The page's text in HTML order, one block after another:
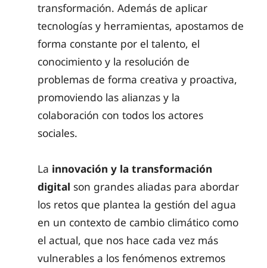
transformación. Además de aplicar
tecnologías y herramientas, apostamos de
forma constante por el talento, el
conocimiento y la resolución de
problemas de forma creativa y proactiva,
promoviendo las alianzas y la
colaboración con todos los actores
sociales.
La innovación y la transformación
digital son grandes aliadas para abordar
los retos que plantea la gestión del agua
en un contexto de cambio climático como
el actual, que nos hace cada vez más
vulnerables a los fenómenos extremos